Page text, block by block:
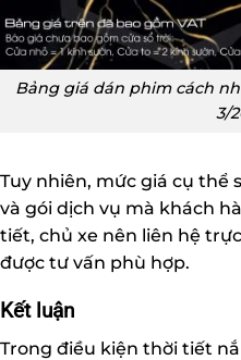
Bảng giá dán phim cách
3/
Tuy nhiên, mức giá cụ thể
và gói dịch vụ mà khách
tiết, chủ xe nên liên hệ
được tư vấn phù hợp.
Kết luận
Trong điều kiện thời tiết